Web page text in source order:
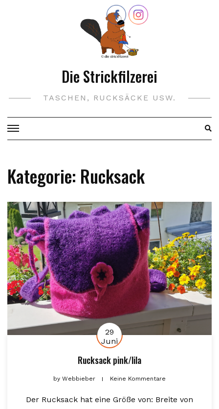
Die Strickfilzerei
TASCHEN, RUCKSÄCKE USW.
Kategorie: Rucksack
29
Juni
Rucksack pink/lila
by Webbieber Keine Kommentare
Der Rucksack hat eine Größe von: Breite von